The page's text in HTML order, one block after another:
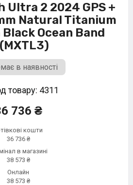
Ultra 2 2024 GPS +
Natural Titanium
Ocean Band
(MXTL3)
в наявності
товару: 4311
736 ₴
кошти
36 736 ₴
в магазині
38 573 ₴
Онлайн
38 573 ₴